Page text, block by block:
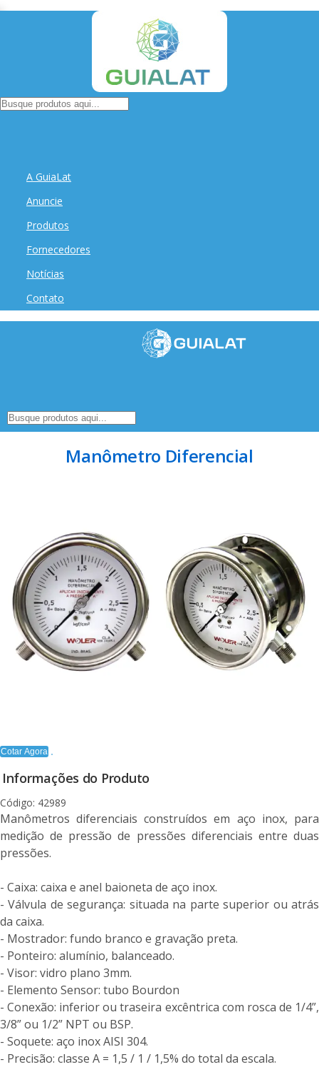
A GuiaLat
Anuncie
Produtos
Fornecedores
Notícias
Contato
Manômetro Diferencial
Cotar Agora
Informações do Produto
Código: 42989
Manômetros diferenciais construídos em aço inox, para
medição de pressão de pressões diferenciais entre duas
pressões.
- Caixa: caixa e anel baioneta de aço inox.
- Válvula de segurança: situada na parte superior ou atrás
da caixa.
- Mostrador: fundo branco e gravação preta.
- Ponteiro: alumínio, balanceado.
- Visor: vidro plano 3mm.
- Elemento Sensor: tubo Bourdon
- Conexão: inferior ou traseira excêntrica com rosca de 1/4”,
3/8” ou 1/2” NPT ou BSP.
- Soquete: aço inox AISI 304.
- Precisão: classe A = 1,5 / 1 / 1,5% do total da escala.